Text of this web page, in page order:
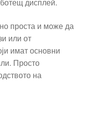
дисплей.
проста и може да
или от
имат основни
Просто
на